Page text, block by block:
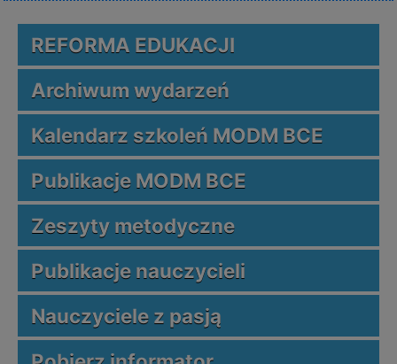
REFORMA EDUKACJI
Archiwum wydarzeń
Kalendarz szkoleń MODM BCE
Publikacje MODM BCE
Zeszyty metodyczne
Publikacje nauczycieli
Nauczyciele z pasją